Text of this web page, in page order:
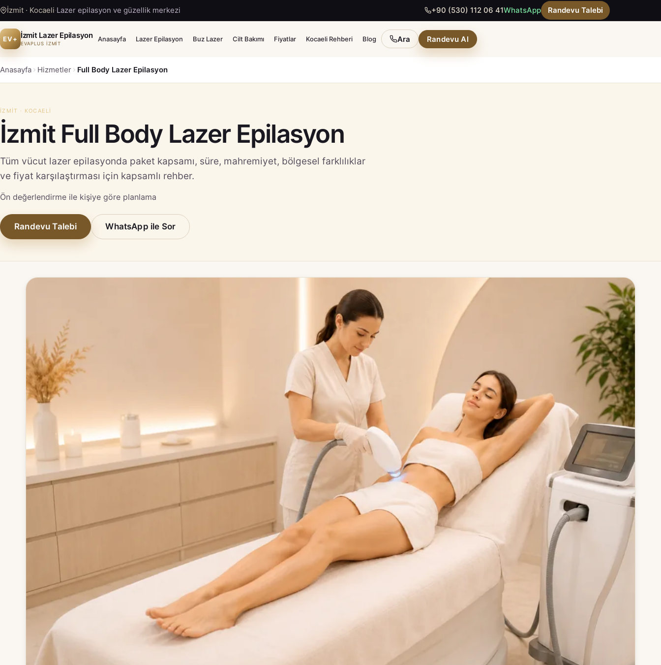
İzmit · Kocaeli·Lazer epilasyon ve güzellik merkezi +90 (530) 112 06 41WhatsApp Randevu Talebi
EV+ İzmit Lazer Epilasyon
EVAPLUS İZMİT
Anasayfa Lazer Epilasyon Buz Lazer Cilt Bakımı Fiyatlar Kocaeli Rehberi Blog Ara Randevu Al
Anasayfa Hizmetler Full Body Lazer Epilasyon
İZMIT · KOCAELI
İzmit Full Body Lazer Epilasyon
Tüm vücut lazer epilasyonda paket kapsamı, süre, mahremiyet, bölgesel farklılıklar
ve fiyat karşılaştırması için kapsamlı rehber.
Ön değerlendirme ile kişiye göre planlama
Randevu Talebi WhatsApp ile Sor